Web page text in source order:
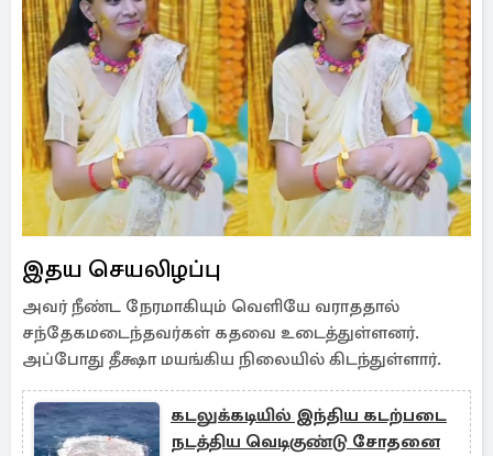
இதய செயலிழப்பு
அவர் நீண்ட நேரமாகியும் வெளியே வராததால்
சந்தேகமடைந்தவர்கள் கதவை உடைத்துள்ளனர்.
அப்போது தீக்ஷா மயங்கிய நிலையில் கிடந்துள்ளார்.
கடலுக்கடியில் இந்திய கடற்படை
நடத்திய வெடிகுண்டு சோதனை